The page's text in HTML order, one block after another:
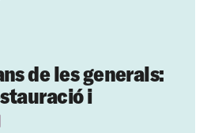
de les generals:
i